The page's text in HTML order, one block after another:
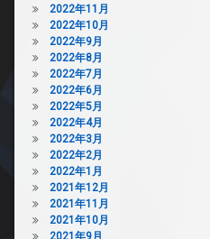
2022年11月
2022年10月
2022年9月
2022年8月
2022年7月
2022年6月
2022年5月
2022年4月
2022年3月
2022年2月
2022年1月
2021年12月
2021年11月
2021年10月
2021年9月